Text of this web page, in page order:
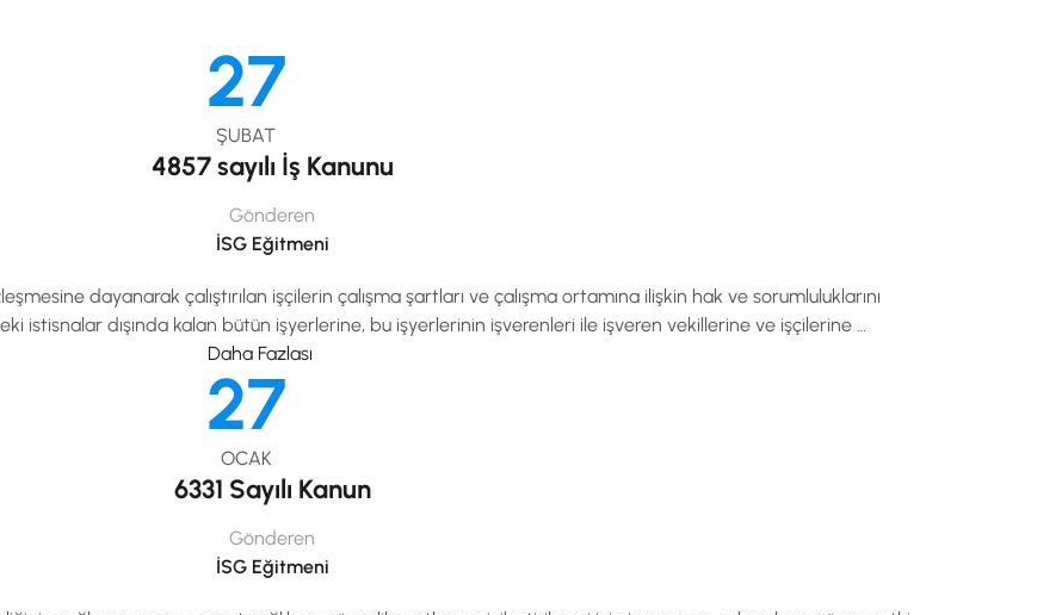
27
ŞUBAT
4857 sayılı İş Kanunu
Gönderen
İSG Eğitmeni
dayanarak çalıştırılan işçilerin çalışma şartları ve çalışma ortamına ilişkin hak ve sorumluluklarını
istisnalar dışında kalan bütün işyerlerine, bu işyerlerinin işverenleri ile işveren vekillerine ve işçilerine …
Daha Fazlası
27
OCAK
6331 Sayılı Kanun
Gönderen
İSG Eğitmeni